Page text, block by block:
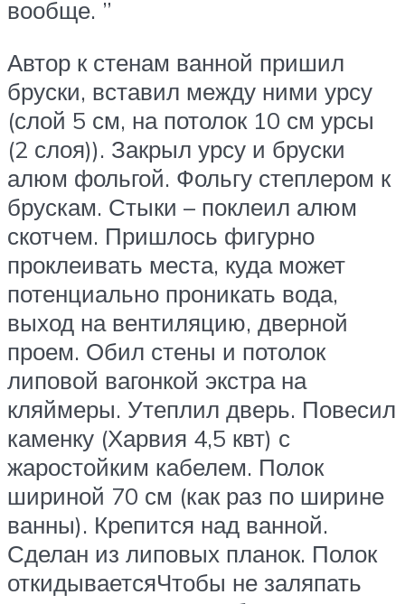
вообще. ”
Автор к стенам ванной пришил
бруски, вставил между ними урсу
(слой 5 см, на потолок 10 см урсы
(2 слоя)). Закрыл урсу и бруски
алюм фольгой. Фольгу степлером к
брускам. Стыки – поклеил алюм
скотчем. Пришлось фигурно
проклеивать места, куда может
потенциально проникать вода,
выход на вентиляцию, дверной
проем. Обил стены и потолок
липовой вагонкой экстра на
кляймеры. Утеплил дверь. Повесил
каменку (Харвия 4,5 квт) с
жаростойким кабелем. Полок
шириной 70 см (как раз по ширине
ванны). Крепится над ванной.
Сделан из липовых планок. Полок
откидываетсяЧтобы не заляпать